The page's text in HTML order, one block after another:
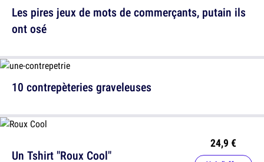
10 contrepèteries graveleuses
Les pires jeux de mots de commerçants, putain ils
ont osé
Un Tshirt "Roux Cool"
24,9 €